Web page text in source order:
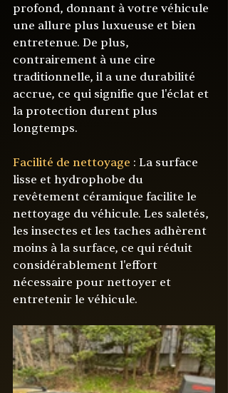
profond, donnant à votre véhicule
une allure plus luxueuse et bien
entretenue. De plus,
contrairement à une cire
traditionnelle, il a une durabilité
accrue, ce qui signifie que l'éclat et
la protection durent plus
longtemps.
Facilité de nettoyage : La surface
lisse et hydrophobe du
revêtement céramique facilite le
nettoyage du véhicule. Les saletés,
les insectes et les taches adhèrent
moins à la surface, ce qui réduit
considérablement l'effort
nécessaire pour nettoyer et
entretenir le véhicule.